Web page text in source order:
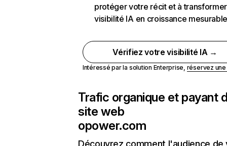
protéger votre récit et à
visibilité IA en croissance
Vérifiez votre visibilité IA →
Intéressé par la solution Enterprise, réservez
Trafic organique et payant
site web
opower.com
Découvrez comment l'audience de